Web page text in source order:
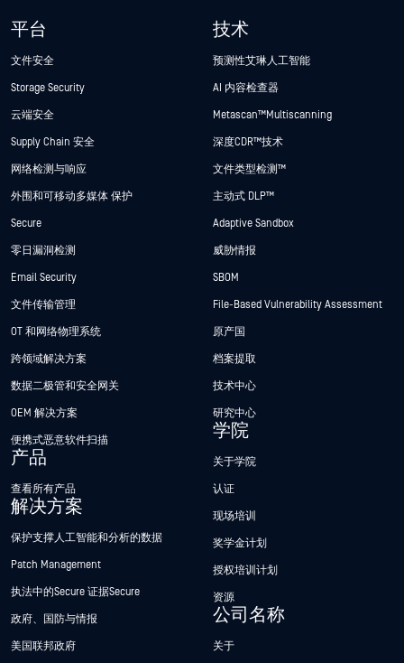
平台
文件安全
Storage Security
云端安全
Supply Chain 安全
网络检测与响应
外围和可移动多媒体 保护
Secure
零日漏洞检测
Email Security
文件传输管理
OT 和网络物理系统
跨领域解决方案
数据二极管和安全网关
OEM 解决方案
便携式恶意软件扫描
产品
查看所有产品
解决方案
保护支撑人工智能和分析的数据
Patch Management
执法中的Secure 证据Secure
政府、国防与情报
美国联邦政府
技术
预测性艾琳人工智能
AI 内容检查器
Metascan™ Multiscanning
深度CDR™技术
文件类型检测™
主动式 DLP™
Adaptive Sandbox
威胁情报
SBOM
File-Based Vulnerability Assessment
原产国
档案提取
技术中心
研究中心
学院
关于学院
认证
现场培训
奖学金计划
授权培训计划
资源
公司名称
关于